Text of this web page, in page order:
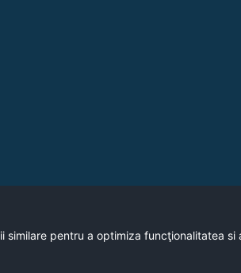
similare pentru a optimiza funcţionalitatea